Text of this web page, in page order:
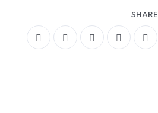
SHARE